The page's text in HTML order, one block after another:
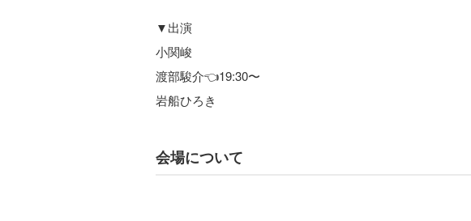
▼出演
小関峻
渡部駿介👈19:30〜
岩船ひろき
会場について